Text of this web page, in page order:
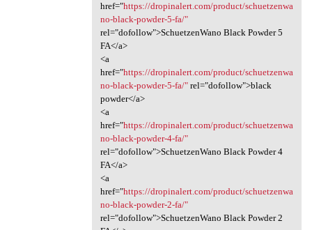
href="https://dropinalert.com/product/schuetzenwa
no-black-powder-5-fa/"
rel="dofollow">SchuetzenWano Black Powder 5
FA</a>
<a
href="https://dropinalert.com/product/schuetzenwa
no-black-powder-5-fa/"rel="dofollow">black
powder</a>
<a
href="https://dropinalert.com/product/schuetzenwa
no-black-powder-4-fa/"
rel="dofollow">SchuetzenWano Black Powder 4
FA</a>
<a
href="https://dropinalert.com/product/schuetzenwa
no-black-powder-2-fa/"
rel="dofollow">SchuetzenWano Black Powder 2